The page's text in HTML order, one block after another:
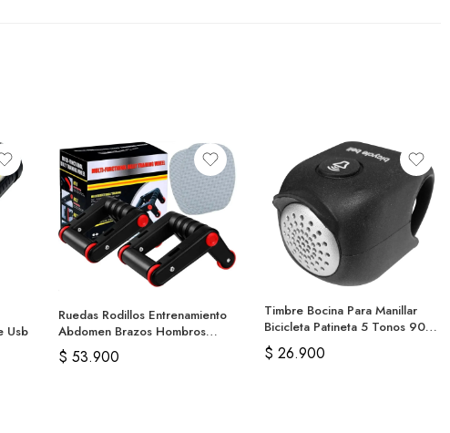
Usb
Ruedas Rodillos Entrenamiento
Abdomen Brazos Hombros
Pecho
$ 53.900
Timbre Bocina Para Manillar
Bicicleta Patineta 5 Tonos 90
Db
$ 26.900